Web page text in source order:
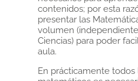
contenidos; por esta
presentar las
volumen
Ciencias) para poder
aula.
En prácticamente